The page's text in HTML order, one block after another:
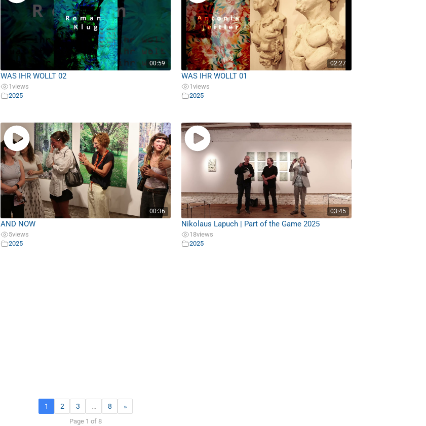
00:59
WAS IHR WOLLT 02
1views
2025
02:27
WAS IHR WOLLT 01
1views
2025
00:36
AND NOW
5views
2025
03:45
Nikolaus Lapuch | Part of the Game 2025
18views
2025
1 2 3 … 8 »
Page 1 of 8